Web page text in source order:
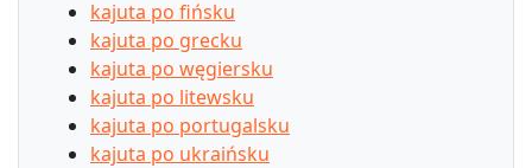
kajuta po fińsku
kajuta po grecku
kajuta po węgiersku
kajuta po litewsku
kajuta po portugalsku
kajuta po ukraińsku